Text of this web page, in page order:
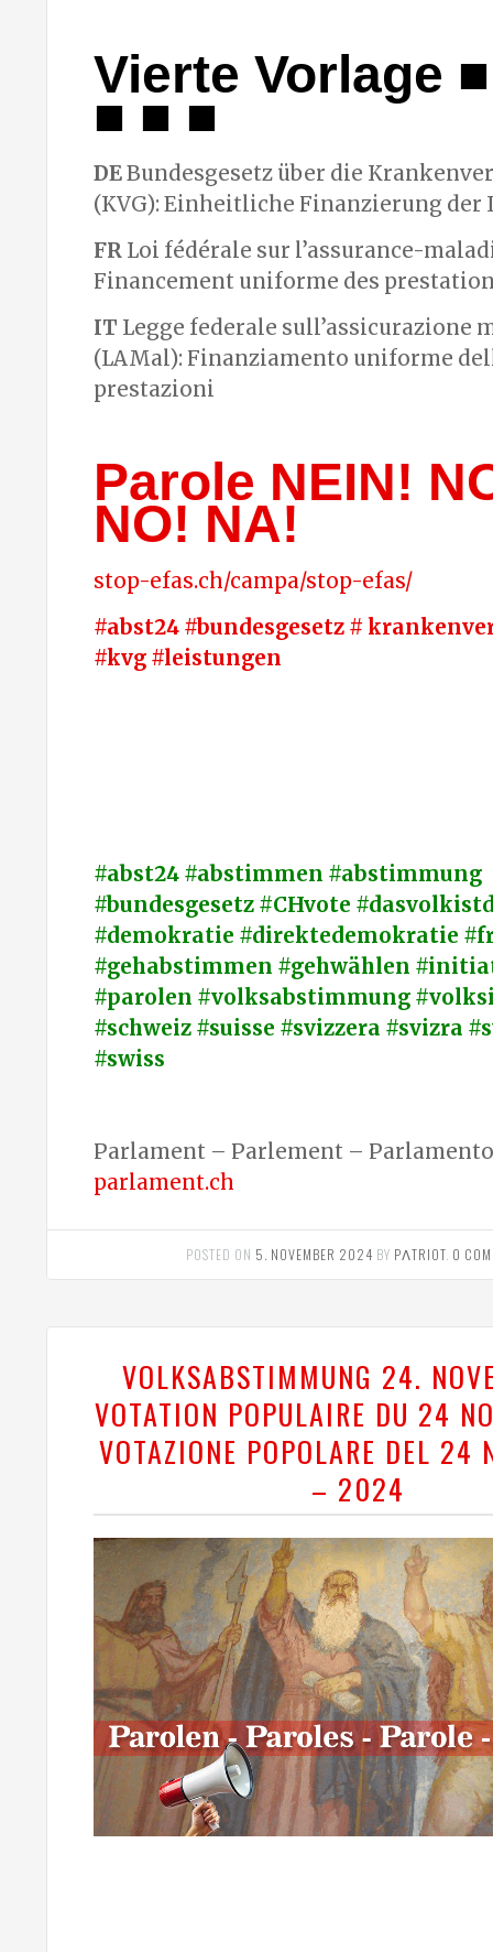
Vierte Vorlage
■ ■ ■
DEBundesgesetz über die
(KVG): Einheitliche Finanzierung der
FR Loi fédérale sur l’assurance-
Financement uniforme des
IT Legge federale sull’assicurazione
(LAMal): Finanziamento uniforme
prestazioni
Parole NEIN!
NO! NA!
stop-efas.ch/campa/stop-efas/
#abst24 #bundesgesetz #
#kvg #leistungen
#abst24 #abstimmen #abstimmung
#bundesgesetz #CHvote
#demokratie #direktedemokratie
#gehabstimmen #gehwählen
#parolen #volksabstimmung
#schweiz #suisse #svizzera #svizra
#swiss
Parlament – Parlement –
parlament.ch
POSTED ON 5. NOVEMBER 2024 BY PΛTRIOT 0
VOLKSABSTIMMUNG 24.
VOTATION POPULAIRE DU 24
VOTAZIONE POPOLARE DEL 24
– 2024